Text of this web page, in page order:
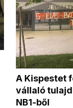
A Kispestet
vállaló
NB1-ből